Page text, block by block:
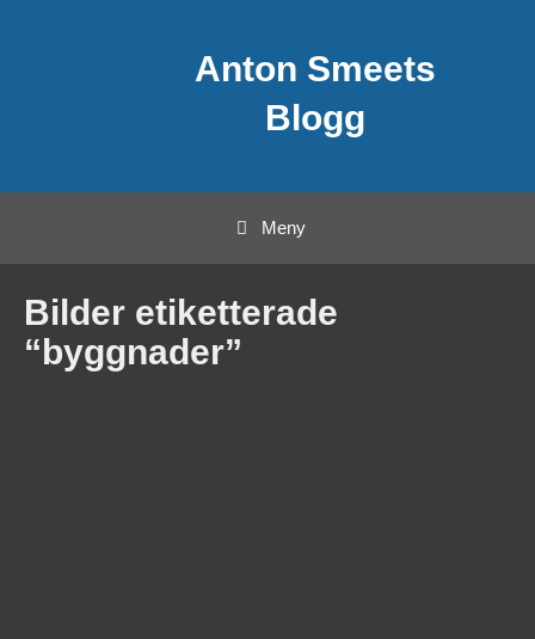
Anton Smeets
Blogg
Meny
Bilder etiketterade
“byggnader”